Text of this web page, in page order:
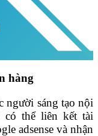
hàng
người sáng tạo nội
có thể liên kết tài
adsense và nhận